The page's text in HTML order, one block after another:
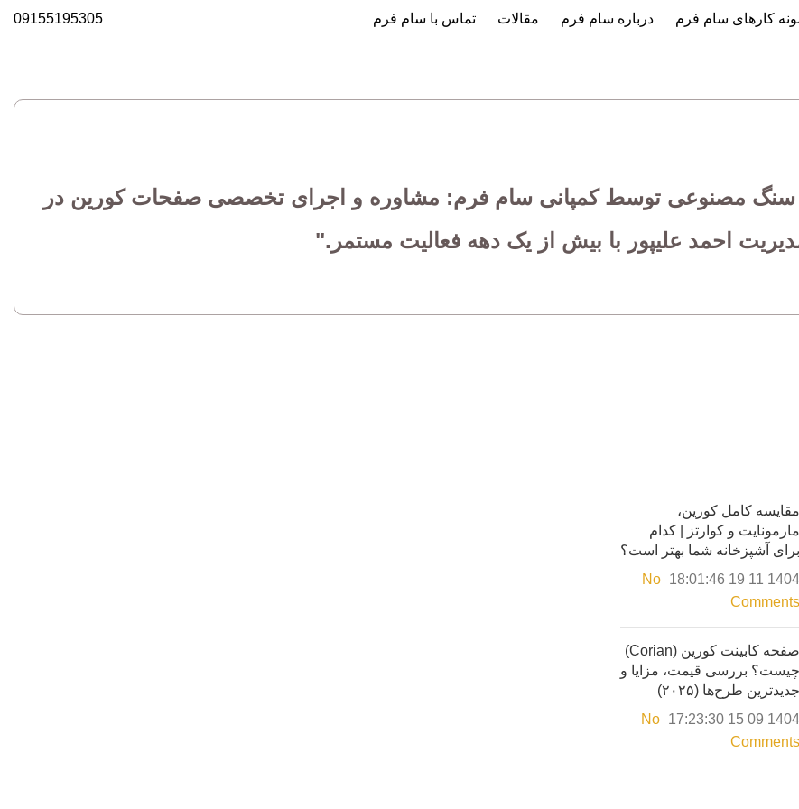
کارهای سام فرم درباره سام فرم مقالات تماس با سام فرم 09155195305
سنگ مصنوعی توسط کمپانی سام فرم: مشاوره و اجرای تخصصی صفحات کورین در
احمد علیپور با بیش از یک دهه فعالیت مستمر."
مقایسه کامل کورین،
مارمونایت و کوارتز | کدام
برای آشپزخانه شما بهتر است؟
1404 11 19 18:01:46
No
Comments
صفحه کابینت کورین (Corian)
چیست؟ بررسی قیمت، مزایا و
جدیدترین طرح‌ها (۲۰۲۵)
1404 09 15 17:23:30
No
Comments